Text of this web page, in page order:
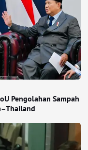
Pengolahan Sampah